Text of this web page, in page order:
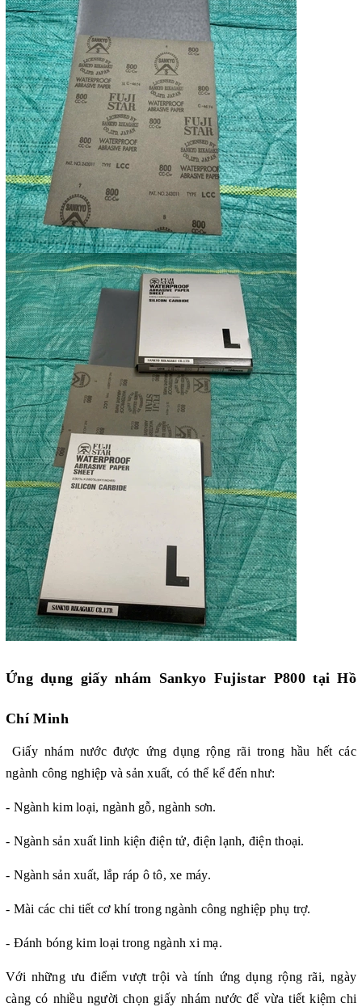
Ứng dụng giấy nhám Sankyo Fujistar P800 tại Hồ
Chí Minh
Giấy nhám nước được ứng dụng rộng rãi trong hầu hết các
ngành công nghiệp và sản xuất, có thể kể đến như:
- Ngành kim loại, ngành gỗ, ngành sơn.
- Ngành sản xuất linh kiện điện tử, điện lạnh, điện thoại.
- Ngành sản xuất, lắp ráp ô tô, xe máy.
- Mài các chi tiết cơ khí trong ngành công nghiệp phụ trợ.
- Đánh bóng kim loại trong ngành xi mạ.
Với những ưu điểm vượt trội và tính ứng dụng rộng rãi, ngày
càng có nhiều người chọn giấy nhám nước để vừa tiết kiệm chi